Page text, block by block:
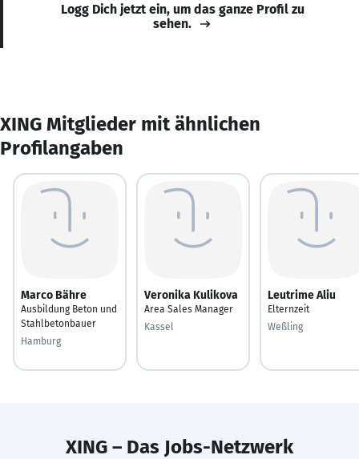
Logg Dich jetzt ein, um das ganze Profil zu
sehen.
XING Mitglieder mit ähnlichen
Profilangaben
Marco Bähre
Ausbildung Beton und
Stahlbetonbauer
Hamburg
Veronika Kulikova
Area Sales Manager
Kassel
Leutrime Aliu
Elternzeit
Weßling
XING – Das Jobs-Netzwerk